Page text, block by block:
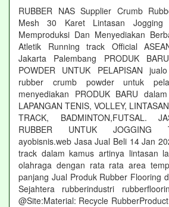
RUBBER NAS Supplier Crumb
Mesh 30 Karet Lintasan
Memproduksi Dan Menyediakan
Atletik Running track Official
Jakarta Palembang PRODUK
POWDER UNTUK PELAPISAN
rubber crumb powder untuk
menyediakan PRODUK BARU
LAPANGAN TENIS, VOLLEY,
TRACK, BADMINTON,FUTSAL.
RUBBER UNTUK JOGGING
ayobisnis.web Jasa Jual Beli 14 Jan
track dalam kamus artinya lintasan
olahraga dengan rata rata area
panjang Jual Produk Rubber Flooring
Sejahtera rubberindustri
@Site:Material: Recycle